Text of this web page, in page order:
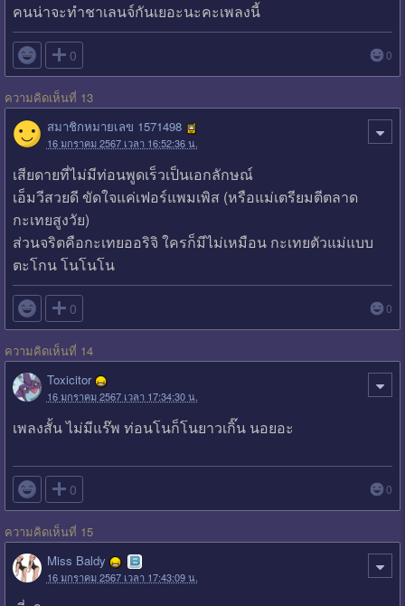
คนน่าจะทำชาเลนจ์กันเยอะนะคะเพลงนี้
 0 0
ความคิดเห็นที่ 13
สมาชิกหมายเลข 1571498
16 มกราคม 2567 เวลา 16:52:36 น.
เสียดายที่ไม่มีท่อนพูดเร็วเป็นเอกลักษณ์
เอ็มวีสวยดี ขัดใจแค่เฟอร์แพมเพิส (หรือแม่เตรียมตีตลาด
กะเทยสูงวัย)
ส่วนจริตคือกะเทยออริจิ ใครก็มีไม่เหมือน กะเทยตัวแม่แบบ
ตะโกน โนโนโน
 0 0
ความคิดเห็นที่ 14
Toxicitor
16 มกราคม 2567 เวลา 17:34:30 น.
เพลงสั้น ไม่มีแร๊พ ท่อนโนก็โนยาวเกิ๊น นอยอะ
 0 0
ความคิดเห็นที่ 15
Miss Baldy
16 มกราคม 2567 เวลา 17:43:09 น.